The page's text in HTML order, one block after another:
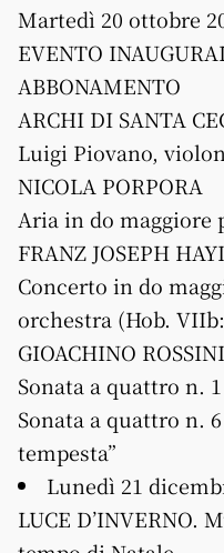
Martedì 20 ottobre
EVENTO
ABBONAMENTO
ARCHI DI SANTA
Luigi Piovano,
NICOLA PORPORA
Aria in do maggiore
FRANZ JOSEPH
Concerto in do
orchestra (Hob.
GIOACHINO ROSSINI
Sonata a quattro n.
Sonata a quattro n.
tempesta”
Lunedì 21
LUCE D’INVERNO.